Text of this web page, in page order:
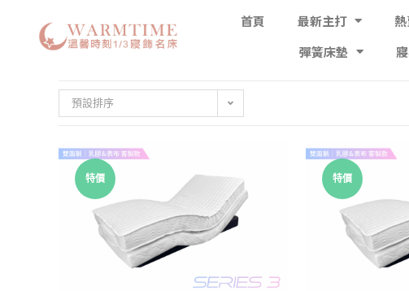
首頁 最新主打
彈簧床墊
預設排序
特價 特價